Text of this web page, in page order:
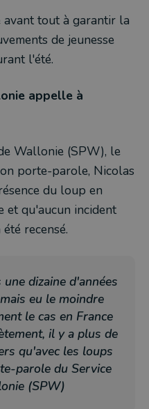
avant tout à garantir la
de jeunesse
l'été.
appelle à
Wallonie (SPW), le
porte-parole, Nicolas
du loup en
et qu'aucun incident
recensé.
dizaine d'années
eu le moindre
le cas en France
il y a plus de
qu'avec les loups
parole du Service
(SPW)